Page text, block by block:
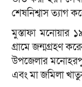
শেষনিশ্বাস ত্যাগ
মুস্তাফা মনোয়ার
গ্রামে জন্মগ্রহণ
উপজেলার
এবং মা জমিলা